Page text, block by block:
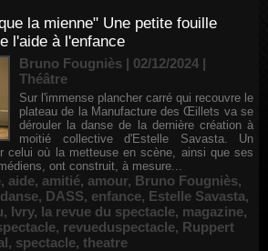
la mienne" Une petite fouille
l'aide à l'enfance
Bruno Fougniès | 02/12/2024 |
Théâtre
Sur l'immense plancher carré qui recouvre le
plateau de la Manufacture des Œillets va se
dérouler la danse de la dernière création à
moitié collective d'Estelle Savasta. Un
celui où la metteuse en scène, ainsi que ses
ont construit, à mesure...
, aide, amitié, amour, Bruno Fougniès,
danse, DASS, enfance, Estelle Savasta,
, Ivry, la revue du spectacle, magazine,
, revueduspectacle, Ruppert
, spectacle, theatre